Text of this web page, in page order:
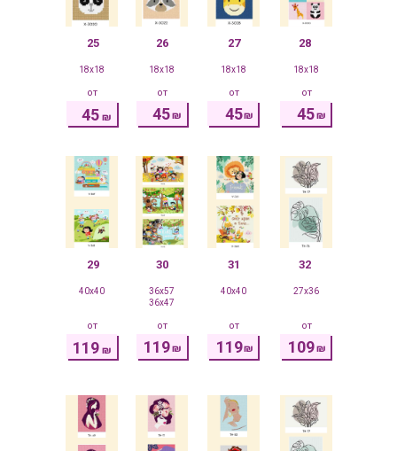
45₪ 45₪ 45₪
18x18 18x18 18x18 18x18
45 ₪
от от от от
26 27
25 28
119₪ 119₪ 109₪
40x40
36x57
36x47
40x40 27x36
119 ₪
от от от от
30 31
29 32